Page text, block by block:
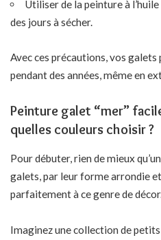
Utiliser de la peinture à
des jours à sécher.
Avec ces précautions, vos
pendant des années, même en
Peinture galet “mer”
quelles couleurs choisir ?
Pour débuter, rien de mieux
galets, par leur forme arrondie
parfaitement à ce genre de
Imaginez une collection de